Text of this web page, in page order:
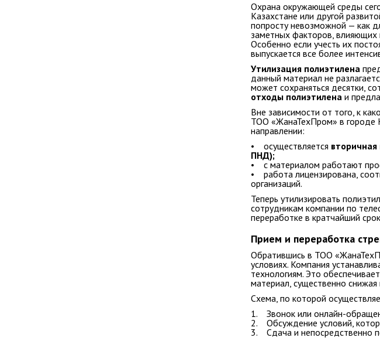
Охрана окружающей среды
Казахстане или другой
попросту невозможной — как
заметных факторов, влияющих
Особенно если учесть их
выпускается все более
Утилизация полиэтилена
данный материал не
может сохраняться десятки,
отходы полиэтиленаи
Вне зависимости от того, к
ТОО «ЖанаТехПром» в городе
направлении:
• осуществляется
ПНД);
• с материалом работают
• работа лицензирована,
организаций.
Теперь утилизировать
сотрудникам компании по
переработке в кратчайший
Прием и переработка
Обратившись в ТОО
условиях. Компания
технологиям. Это
материал, существенно
Схема, по которой
1. Звонок или онлайн-
2. Обсуждение условий,
3. Сдача и непосредственно